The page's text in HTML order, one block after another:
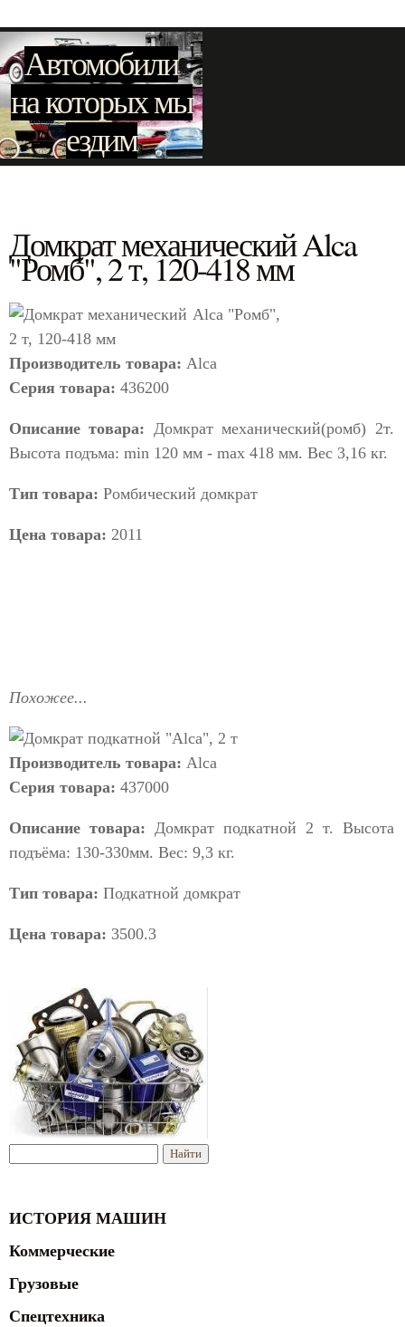
Автомобили
на которых мы
ездим
Домкрат механический Alca
"Ромб", 2 т, 120-418 мм
Производитель товара: Alca
Серия товара: 436200
Описание товара: Домкрат механический(ромб) 2т.
Высота подъма: min 120 мм - max 418 мм. Вес 3,16 кг.
Тип товара: Ромбический домкрат
Цена товара: 2011
Похожее...
Производитель товара: Alca
Серия товара: 437000
Описание товара: Домкрат подкатной 2 т. Высота
подъёма: 130-330мм. Вес: 9,3 кг.
Тип товара: Подкатной домкрат
Цена товара: 3500.3
ИСТОРИЯ МАШИН
Коммерческие
Грузовые
Спецтехника